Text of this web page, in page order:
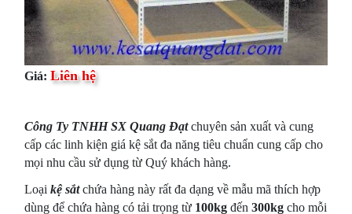
Giá: Liên hệ
Công Ty TNHH SX Quang Đạtchuyên sản xuất và cung
cấp các linh kiện giá kệ sắt đa năng tiêu chuẩn cung cấp cho
mọi nhu cầu sử dụng từ Quý khách hàng.
Loạikệ sắtchứa hàng này rất đa dạng về mẫu mã thích hợp
dùng để chứa hàng có tải trọng từ 100kg đến300kg cho mỗi